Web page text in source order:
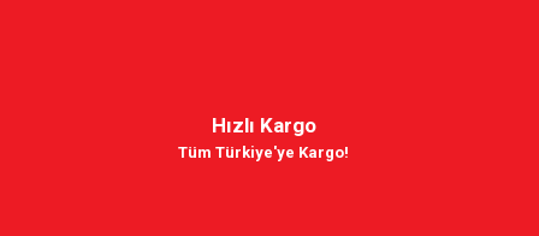
Hızlı Kargo
Tüm Türkiye'ye Kargo!